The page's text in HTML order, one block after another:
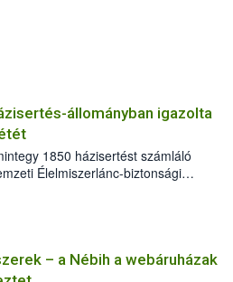
állományban igazolta
1850 házisertést számláló
Élelmiszerlánc-biztonsági
az afrikai sertéspestis (ASP) vírus
azonnal elrendelte a
érdekében. A sertéstartók
járványvédelmi előírások szigorú
– a Nébih a webáruházak